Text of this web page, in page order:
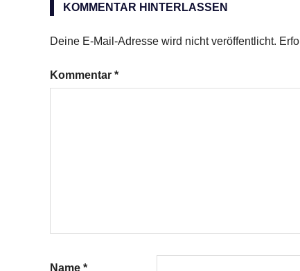
KOMMENTAR HINTERLASSEN
Deine E-Mail-Adresse wird nicht veröffentlicht.
Kommentar *
Name *